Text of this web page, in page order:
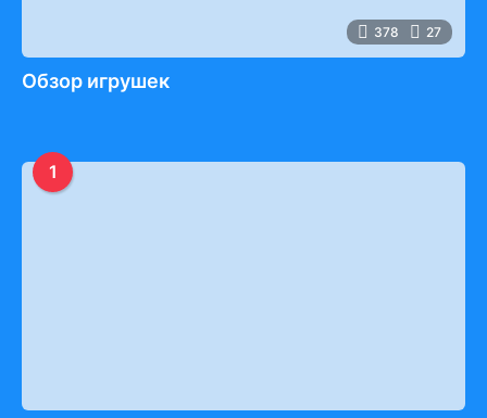
378 27
Обзор игрушек
1